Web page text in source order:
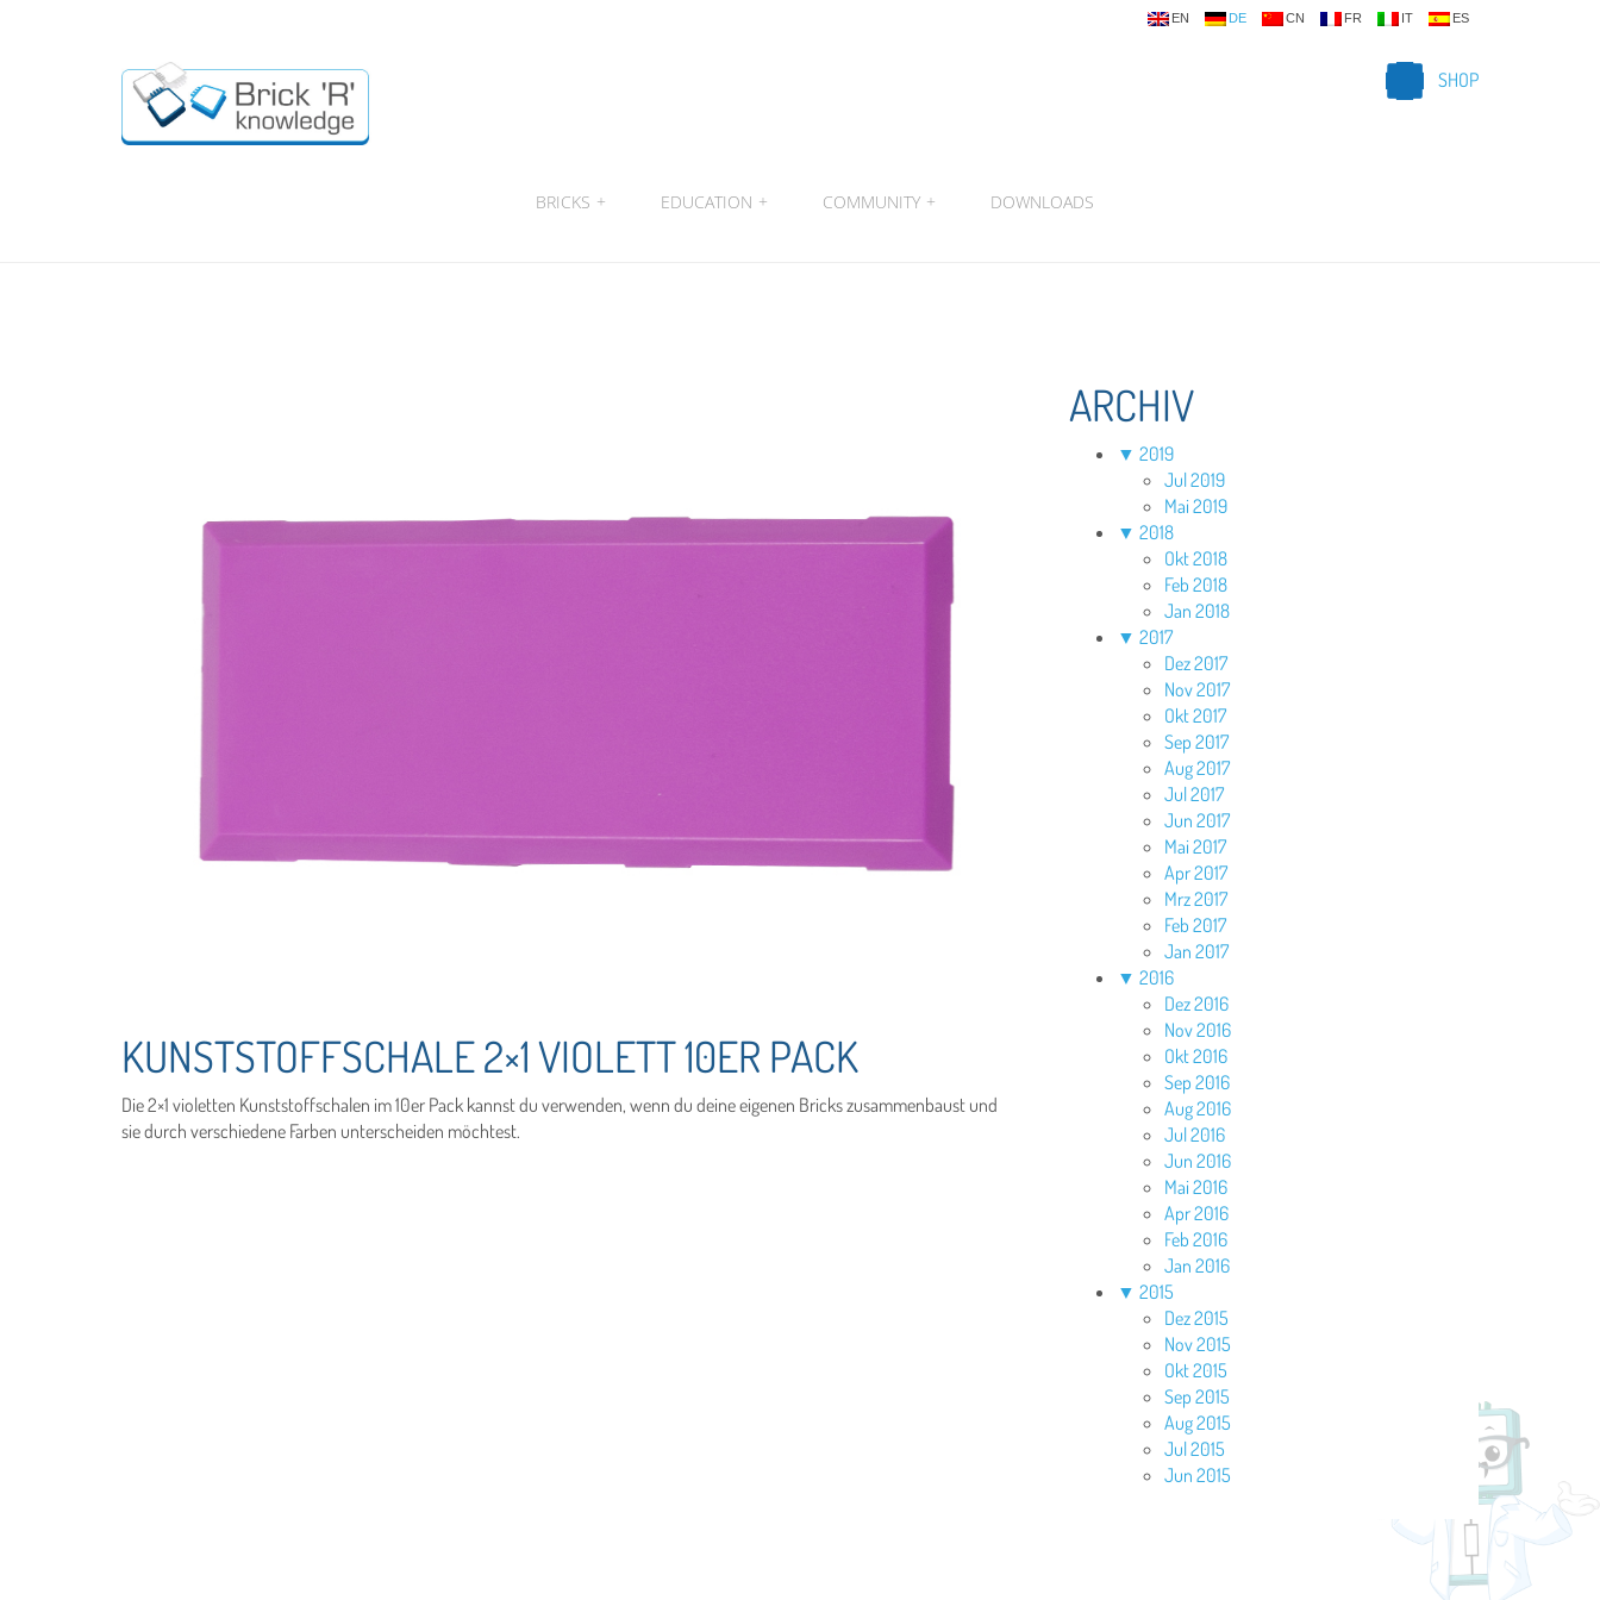
EN DE CN FR IT ES
SHOP
BRICKS + EDUCATION + COMMUNITY + DOWNLOADS
KUNSTSTOFFSCHALE 2×1 VIOLETT 10ER PACK
Die 2×1 violetten Kunststoffschalen im 10er Pack kannst du verwenden, wenn du deine eigenen Bricks zusammenbaust und
sie durch verschiedene Farben unterscheiden möchtest.
ARCHIV
▼ 2019
Jul 2019
Mai 2019
▼ 2018
Okt 2018
Feb 2018
Jan 2018
▼ 2017
Dez 2017
Nov 2017
Okt 2017
Sep 2017
Aug 2017
Jul 2017
Jun 2017
Mai 2017
Apr 2017
Mrz 2017
Feb 2017
Jan 2017
▼ 2016
Dez 2016
Nov 2016
Okt 2016
Sep 2016
Aug 2016
Jul 2016
Jun 2016
Mai 2016
Apr 2016
Feb 2016
Jan 2016
▼ 2015
Dez 2015
Nov 2015
Okt 2015
Sep 2015
Aug 2015
Jul 2015
Jun 2015